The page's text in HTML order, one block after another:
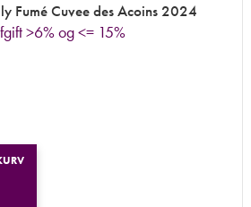
Fumé Cuvee des Acoins 2024
>6% og <= 15%